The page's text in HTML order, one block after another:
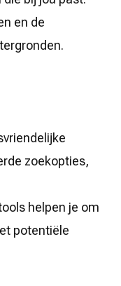
en de
zoekopties,
helpen je om
potentiële